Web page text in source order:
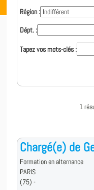
Région :
Dépt. :
Tapez vos mots-clés :
1
Chargé(e) de
Formation en alternance
PARIS
(75) -